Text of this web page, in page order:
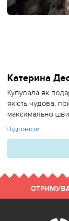
Катерина
Купувала як
якість чудова,
максимально
Відповісти